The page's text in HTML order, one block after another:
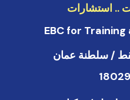
.. استشارات
EBC for
/ سلطنة عمان